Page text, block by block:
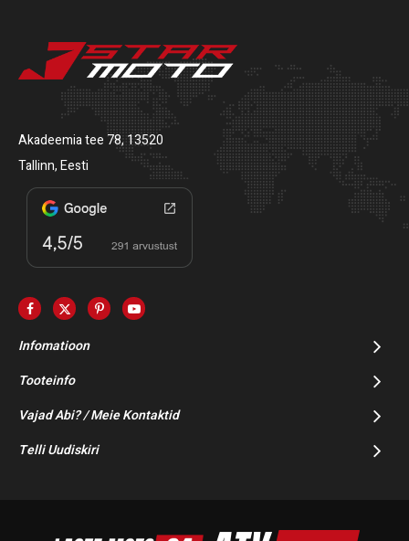
Akadeemia tee 78, 13520
Tallinn, Eesti
Infomatioon
Tooteinfo
Vajad Abi? / Meie Kontaktid
Telli Uudiskiri